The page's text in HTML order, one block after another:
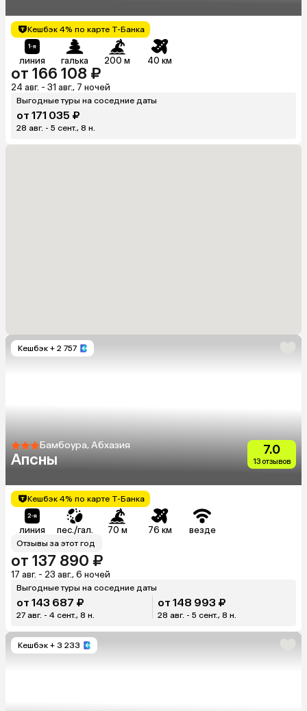
Кешбэк 4% по карте Т-Банка
линия галька 200 м 40 км
от 166 108 ₽
24 авг. - 31 авг., 7 ночей
Выгодные туры на соседние даты
от 171 035 ₽
28 авг. - 5 сент., 8 н.
Кешбэк + 2 757
Бамбоура, Абхазия
Апсны
7.0
13 отзывов
Кешбэк 4% по карте Т-Банка
линия пес./гал. 70 м 76 км везде
Отзывы за этот год
от 137 890 ₽
17 авг. - 23 авг., 6 ночей
Выгодные туры на соседние даты
от 143 687 ₽
27 авг. - 4 сент., 8 н.
от 148 993 ₽
28 авг. - 5 сент., 8 н.
Кешбэк + 3 233